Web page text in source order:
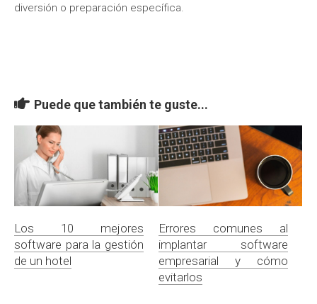
diversión o preparación específica.
Puede que también te guste...
Los 10 mejores
software para la gestión
de un hotel
Errores comunes al
implantar software
empresarial y cómo
evitarlos